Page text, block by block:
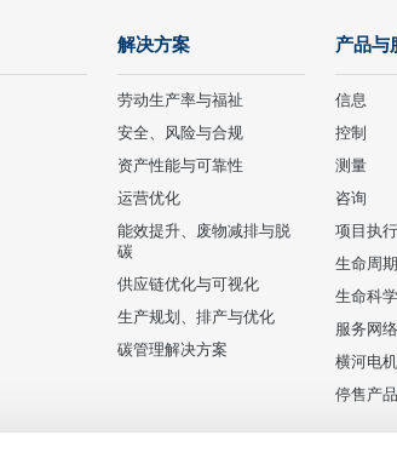
市政用水和工业用水市场提供广泛的
支持。
解决方案
劳动生产率与福祉
安全、风险与合规
资产性能与可靠性
运营优化
能效提升、废物减排与脱
碳
供应链优化与可视化
生产规划、排产与优化
碳管理解决方案
产品与
信息
控制
测量
咨询
项目执
生命周
生命科学
服务网络
横河电
停售产品